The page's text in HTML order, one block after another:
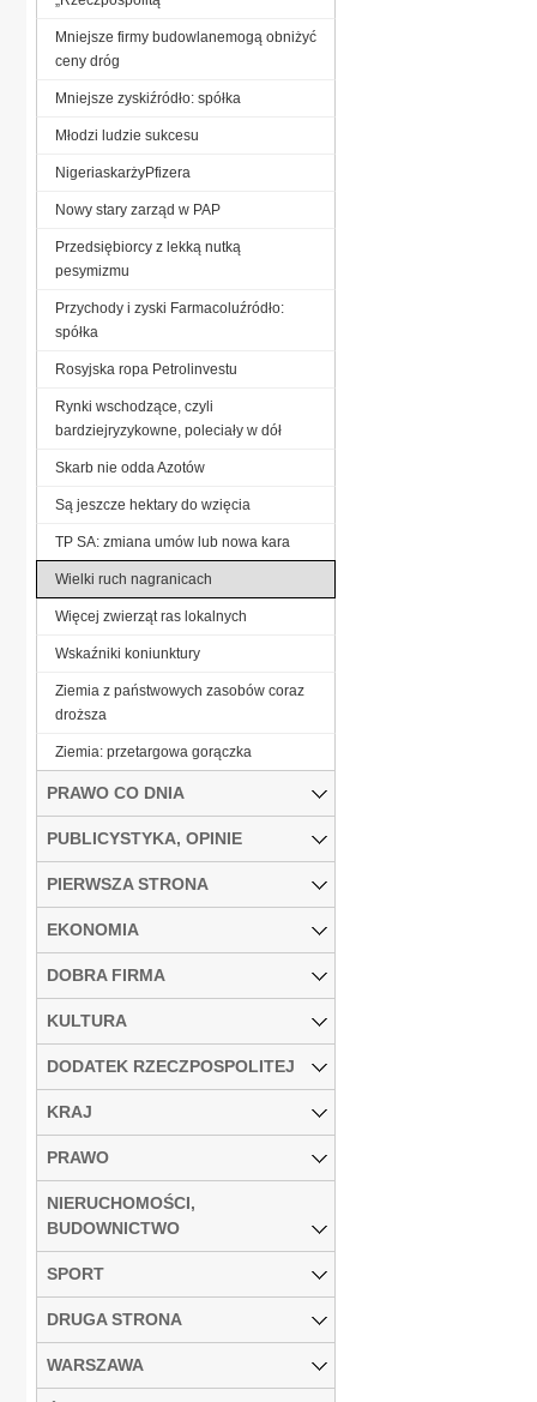
Mniejsze firmy budowlanemogą obniżyć
ceny dróg
Mniejsze zyskiźródło: spółka
Młodzi ludzie sukcesu
NigeriaskarżyPfizera
Nowy stary zarząd w PAP
Przedsiębiorcy z lekką nutką
pesymizmu
Przychody i zyski Farmacoluźródło:
spółka
Rosyjska ropa Petrolinvestu
Rynki wschodzące, czyli
bardziejryzykowne, poleciały w dół
Skarb nie odda Azotów
Są jeszcze hektary do wzięcia
TP SA: zmiana umów lub nowa kara
Wielki ruch nagranicach
Więcej zwierząt ras lokalnych
Wskaźniki koniunktury
Ziemia z państwowych zasobów coraz
droższa
Ziemia: przetargowa gorączka
PRAWO CO DNIA
PUBLICYSTYKA, OPINIE
PIERWSZA STRONA
EKONOMIA
DOBRA FIRMA
KULTURA
DODATEK RZECZPOSPOLITEJ
KRAJ
PRAWO
NIERUCHOMOŚCI,
BUDOWNICTWO
SPORT
DRUGA STRONA
WARSZAWA